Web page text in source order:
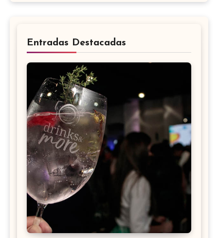
Entradas Destacadas